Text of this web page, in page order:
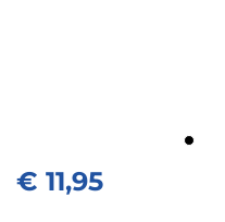
€ 11,95